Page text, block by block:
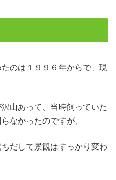
のは１９９６年からで、現
山あって、当時飼っていた
なかったのですが、
だして景観はすっかり変わ